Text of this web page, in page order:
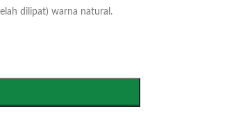
dilipat) warna natural.